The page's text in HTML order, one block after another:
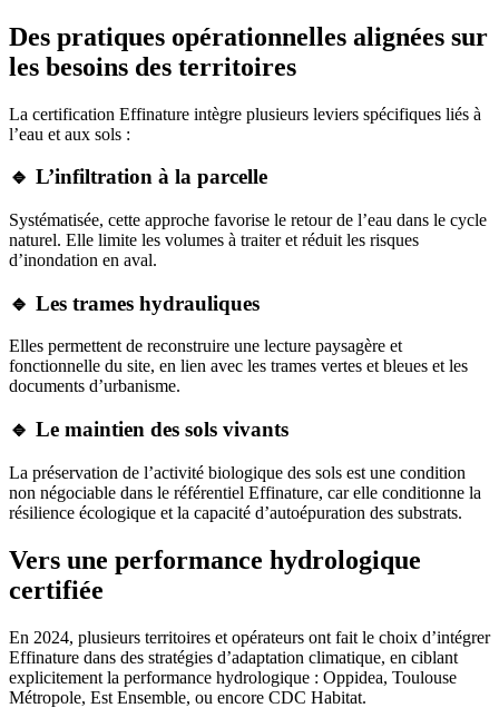
Des pratiques opérationnelles alignées sur
les besoins des territoires
La certification Effinature intègre plusieurs leviers spécifiques liés à
l’eau et aux sols :
🔹 L’infiltration à la parcelle
Systématisée, cette approche favorise le retour de l’eau dans le cycle
naturel. Elle limite les volumes à traiter et réduit les risques
d’inondation en aval.
🔹 Les trames hydrauliques
Elles permettent de reconstruire une lecture paysagère et
fonctionnelle du site, en lien avec les trames vertes et bleues et les
documents d’urbanisme.
🔹 Le maintien des sols vivants
La préservation de l’activité biologique des sols est une condition
non négociable dans le référentiel Effinature, car elle conditionne la
résilience écologique et la capacité d’autoépuration des substrats.
Vers une performance hydrologique
certifiée
En 2024, plusieurs territoires et opérateurs ont fait le choix d’intégrer
Effinature dans des stratégies d’adaptation climatique, en ciblant
explicitement la performance hydrologique : Oppidea, Toulouse
Métropole, Est Ensemble, ou encore CDC Habitat.